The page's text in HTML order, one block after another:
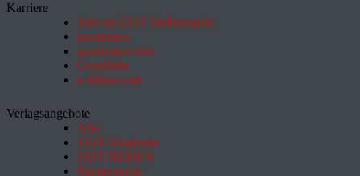
Karriere
Jobs im ZEIT Stellenmarkt
academics
academics.com
GoodJobs
e-fellows.net
Verlagsangebote
Abo
ZEIT Akademie
ZEIT REISEN
Partnersuche